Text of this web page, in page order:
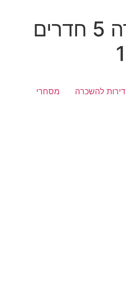
למכירה דירה 5 חדרים
דירות להשכרה
מסחרי